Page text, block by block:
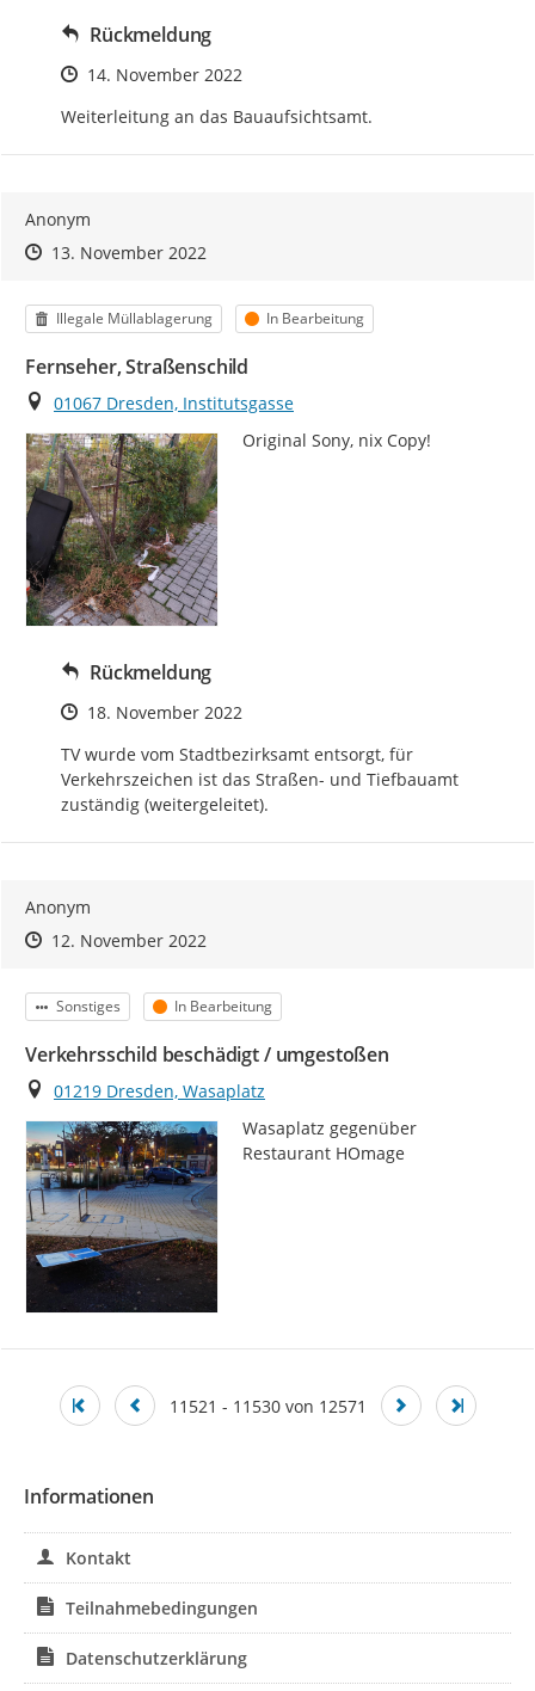
Rückmeldung
Zeitpunkt des Erstellens
14. November 2022
Weiterleitung an das Bauaufsichtsamt.
Anonym
Zeitpunkt des Erstellens
Zeitpunkt des Erstellens
13. November 2022Zur Äußerung
Kategorie
Illegale Müllablagerung Status
In Bearbeitung
Fernseher, Straßenschild
Ort
01067 Dresden, Institutsgasse
Original Sony, nix Copy!
Rückmeldung
Zeitpunkt des Erstellens
18. November 2022
TV wurde vom Stadtbezirksamt entsorgt, für
Verkehrszeichen ist das Straßen- und Tiefbauamt
zuständig (weitergeleitet).
Anonym
Zeitpunkt des Erstellens
Zeitpunkt des Erstellens
12. November 2022Zur Äußerung
Kategorie
Sonstiges Status
In Bearbeitung
Verkehrsschild beschädigt / umgestoßen
Ort
01219 Dresden, Wasaplatz
Wasaplatz gegenüber
Restaurant HOmage
11521 - 11530 von 12571
Informationen
Kontakt
Teilnahmebedingungen
Datenschutzerklärung